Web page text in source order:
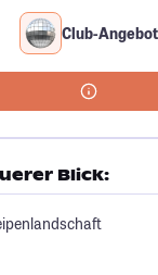
Club-Angebot
Blick: